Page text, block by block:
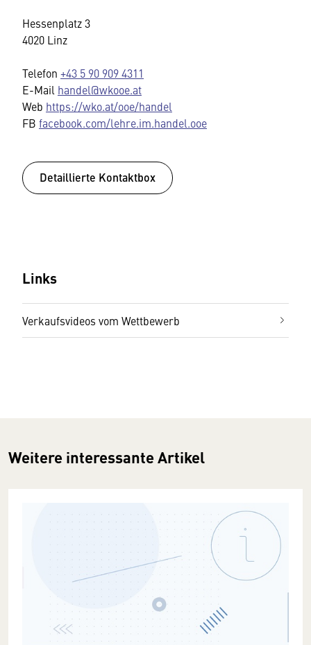
Hessenplatz 3
4020 Linz
Telefon +43 5 90 909 4311
E-Mail handel@wkooe.at
Web https://wko.at/ooe/handel
FB facebook.com/lehre.im.handel.ooe
Detaillierte Kontaktbox
Links
Verkaufsvideos vom Wettbewerb
Weitere interessante Artikel